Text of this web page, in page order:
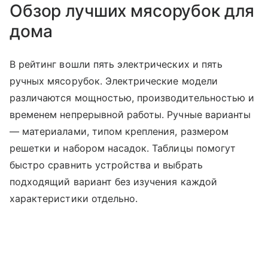
Обзор лучших мясорубок для
дома
В рейтинг вошли пять электрических и пять
ручных мясорубок. Электрические модели
различаются мощностью, производительностью и
временем непрерывной работы. Ручные варианты
— материалами, типом крепления, размером
решетки и набором насадок. Таблицы помогут
быстро сравнить устройства и выбрать
подходящий вариант без изучения каждой
характеристики отдельно.